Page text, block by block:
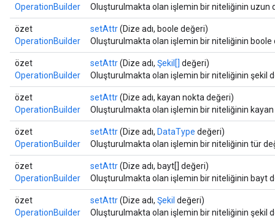
OperationBuilder
Oluşturulmakta olan işlemin bir niteliğinin uzun
özet
OperationBuilder
setAttr(Dize adı, boole değeri)
Oluşturulmakta olan işlemin bir niteliğinin boole
özet
OperationBuilder
setAttr(Dize adı, Şekil[] değeri)
Oluşturulmakta olan işlemin bir niteliğinin şekil
özet
OperationBuilder
setAttr(Dize adı, kayan nokta değeri)
Oluşturulmakta olan işlemin bir niteliğinin kayan
özet
OperationBuilder
setAttr(Dize adı, DataType değeri)
Oluşturulmakta olan işlemin bir niteliğinin tür
özet
OperationBuilder
setAttr(Dize adı, bayt[] değeri)
Oluşturulmakta olan işlemin bir niteliğinin bayt
özet
OperationBuilder
setAttr(Dize adı, Şekil değeri)
Oluşturulmakta olan işlemin bir niteliğinin şekil